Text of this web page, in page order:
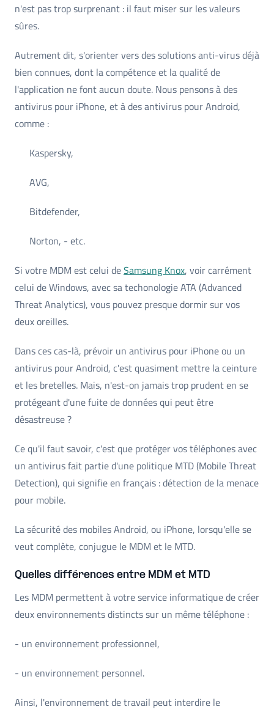
n'est pas trop surprenant : il faut miser sur les valeurs
sûres.
Autrement dit, s'orienter vers des solutions anti-virus déjà
bien connues, dont la compétence et la qualité de
l'application ne font aucun doute. Nous pensons à des
antivirus pour iPhone, et à des antivirus pour Android,
comme :
Kaspersky,
AVG,
Bitdefender,
Norton, - etc.
Si votre MDM est celui deSamsung Knox, voir carrément
celui de Windows, avec sa techonologie ATA (Advanced
Threat Analytics), vous pouvez presque dormir sur vos
deux oreilles.
Dans ces cas-là, prévoir un antivirus pour iPhone ou un
antivirus pour Android, c'est quasiment mettre la ceinture
et les bretelles. Mais, n'est-on jamais trop prudent en se
protégeant d'une fuite de données qui peut être
désastreuse ?
Ce qu'il faut savoir, c'est que protéger vos téléphones avec
un antivirus fait partie d'une politique MTD (Mobile Threat
Detection), qui signifie en français : détection de la menace
pour mobile.
La sécurité des mobiles Android, ou iPhone, lorsqu'elle se
veut complète, conjugue le MDM et le MTD.
Quelles différences entre MDM et MTD
Les MDM permettent à votre service informatique de créer
deux environnements distincts sur un même téléphone :
- un environnement professionnel,
- un environnement personnel.
Ainsi, l'environnement de travail peut interdire le